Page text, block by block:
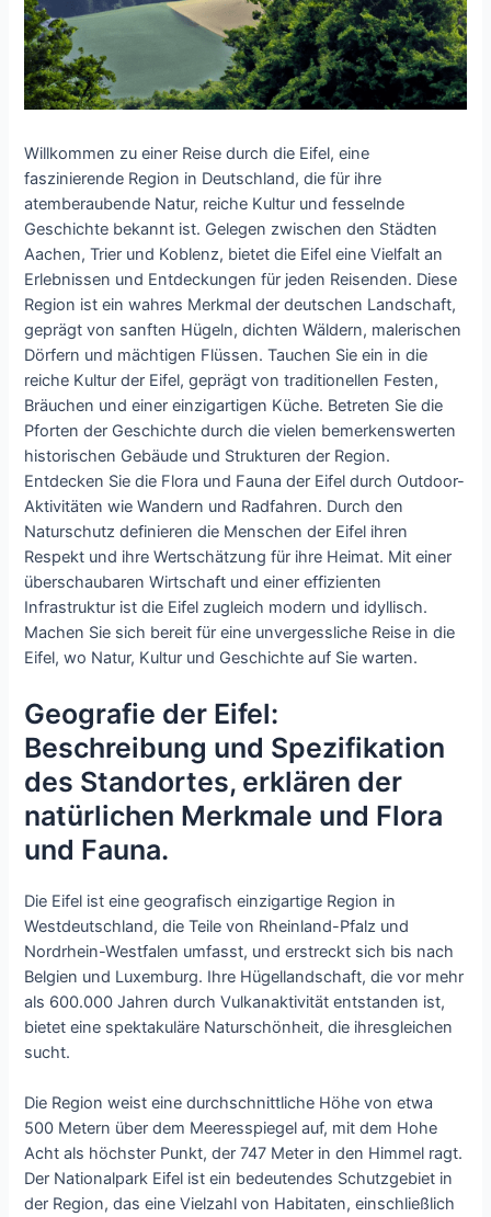
Willkommen zu einer Reise durch die Eifel, eine
faszinierende Region in Deutschland, die für ihre
atemberaubende Natur, reiche Kultur und fesselnde
Geschichte bekannt ist. Gelegen zwischen den Städten
Aachen, Trier und Koblenz, bietet die Eifel eine Vielfalt an
Erlebnissen und Entdeckungen für jeden Reisenden. Diese
Region ist ein wahres Merkmal der deutschen Landschaft,
geprägt von sanften Hügeln, dichten Wäldern, malerischen
Dörfern und mächtigen Flüssen. Tauchen Sie ein in die
reiche Kultur der Eifel, geprägt von traditionellen Festen,
Bräuchen und einer einzigartigen Küche. Betreten Sie die
Pforten der Geschichte durch die vielen bemerkenswerten
historischen Gebäude und Strukturen der Region.
Entdecken Sie die Flora und Fauna der Eifel durch Outdoor-
Aktivitäten wie Wandern und Radfahren. Durch den
Naturschutz definieren die Menschen der Eifel ihren
Respekt und ihre Wertschätzung für ihre Heimat. Mit einer
überschaubaren Wirtschaft und einer effizienten
Infrastruktur ist die Eifel zugleich modern und idyllisch.
Machen Sie sich bereit für eine unvergessliche Reise in die
Eifel, wo Natur, Kultur und Geschichte auf Sie warten.
Geografie der Eifel:
Beschreibung und Spezifikation
des Standortes, erklären der
natürlichen Merkmale und Flora
und Fauna.
Die Eifel ist eine geografisch einzigartige Region in
Westdeutschland, die Teile von Rheinland-Pfalz und
Nordrhein-Westfalen umfasst, und erstreckt sich bis nach
Belgien und Luxemburg. Ihre Hügellandschaft, die vor mehr
als 600.000 Jahren durch Vulkanaktivität entstanden ist,
bietet eine spektakuläre Naturschönheit, die ihresgleichen
sucht.
Die Region weist eine durchschnittliche Höhe von etwa
500 Metern über dem Meeresspiegel auf, mit dem Hohe
Acht als höchster Punkt, der 747 Meter in den Himmel ragt.
Der Nationalpark Eifel ist ein bedeutendes Schutzgebiet in
der Region, das eine Vielzahl von Habitaten, einschließlich